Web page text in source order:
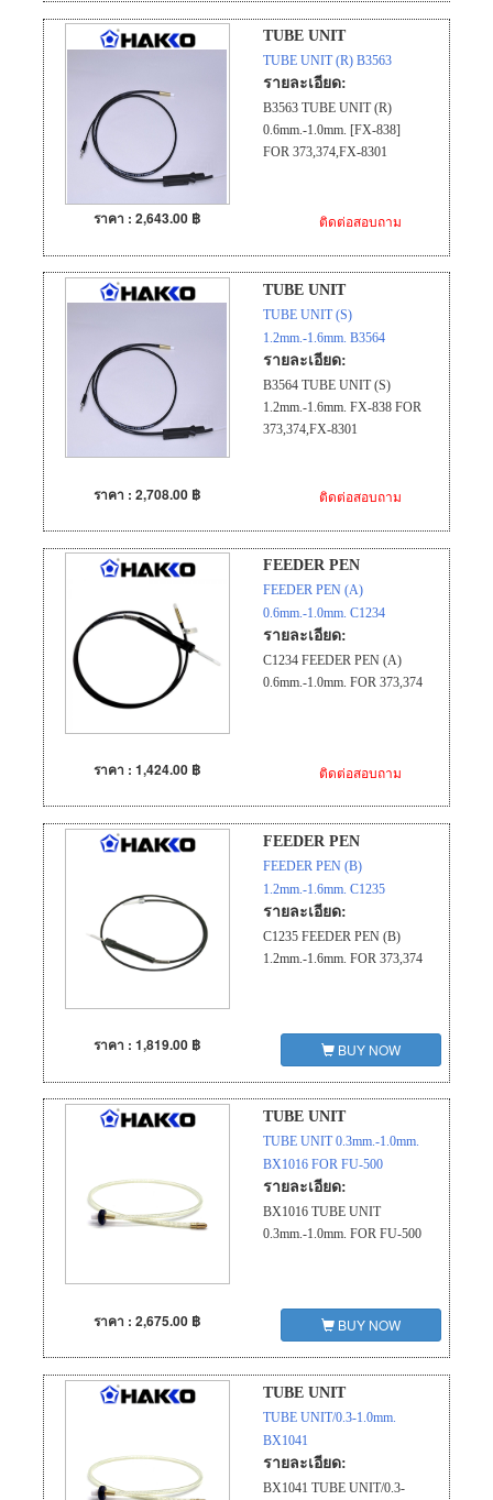
TUBE UNIT
TUBE UNIT (R) B3563
รายละเอียด:
B3563 TUBE UNIT (R)
0.6mm.-1.0mm. [FX-838]
FOR 373,374,FX-8301
ราคา : 2,643.00 ฿ ติดต่อสอบถาม
TUBE UNIT
TUBE UNIT (S)
1.2mm.-1.6mm. B3564
รายละเอียด:
B3564 TUBE UNIT (S)
1.2mm.-1.6mm. FX-838 FOR
373,374,FX-8301
ราคา : 2,708.00 ฿ ติดต่อสอบถาม
FEEDER PEN
FEEDER PEN (A)
0.6mm.-1.0mm. C1234
รายละเอียด:
C1234 FEEDER PEN (A)
0.6mm.-1.0mm. FOR 373,374
ราคา : 1,424.00 ฿ ติดต่อสอบถาม
FEEDER PEN
FEEDER PEN (B)
1.2mm.-1.6mm. C1235
รายละเอียด:
C1235 FEEDER PEN (B)
1.2mm.-1.6mm. FOR 373,374
ราคา : 1,819.00 ฿ BUY NOW
TUBE UNIT
TUBE UNIT 0.3mm.-1.0mm.
BX1016 FOR FU-500
รายละเอียด:
BX1016 TUBE UNIT
0.3mm.-1.0mm. FOR FU-500
ราคา : 2,675.00 ฿ BUY NOW
TUBE UNIT
TUBE UNIT/0.3-1.0mm.
BX1041
รายละเอียด:
BX1041 TUBE UNIT/0.3-